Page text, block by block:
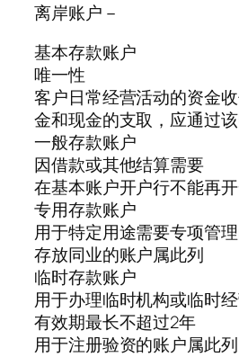
离岸账户－
基本存款账户
唯一性
客户日常经营活动的资金
金和现金的支取，应通过
一般存款账户
因借款或其他结算需要
在基本账户开户行不能再
专用存款账户
用于特定用途需要专项管
存放同业的账户属此列
临时存款账户
用于办理临时机构或临时
有效期最长不超过2年
用于注册验资的账户属此列